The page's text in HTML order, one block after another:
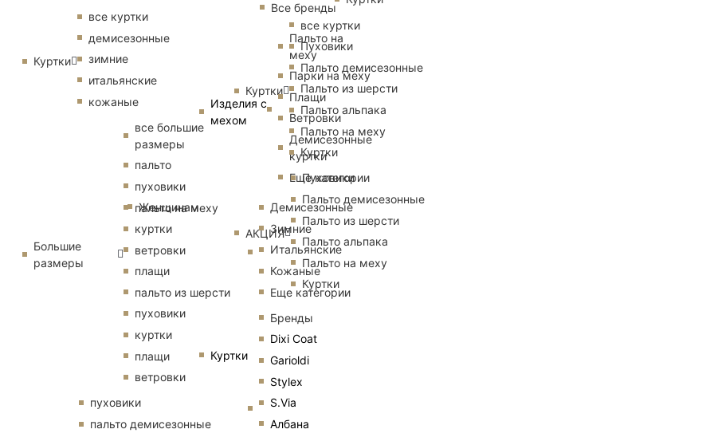
Женщинам
Все бренды
Изделия с
мехом
Пальто на
меху
Парки на меху
Плащи
Ветровки
Демисезонные
куртки
Еще категории
Куртки
Демисезонные
Зимние
Итальянские
Кожаные
Еще категории
Бренды
Dixi Coat
Garioldi
Stylex
S.Via
Албана
Куртки
все куртки
демисезонные
зимние
итальянские
кожаные
Большие
размеры
все большие
размеры
пальто
пуховики
пальто на меху
куртки
ветровки
плащи
пальто из шерсти
пуховики
куртки
плащи
ветровки
пуховики
пальто демисезонные
Куртки
все куртки
Пуховики
Пальто демисезонные
Пальто из шерсти
Пальто альпака
Пальто на меху
Куртки
АКЦИЯ
Пуховики
Пальто демисезонные
Пальто из шерсти
Пальто альпака
Пальто на меху
Куртки